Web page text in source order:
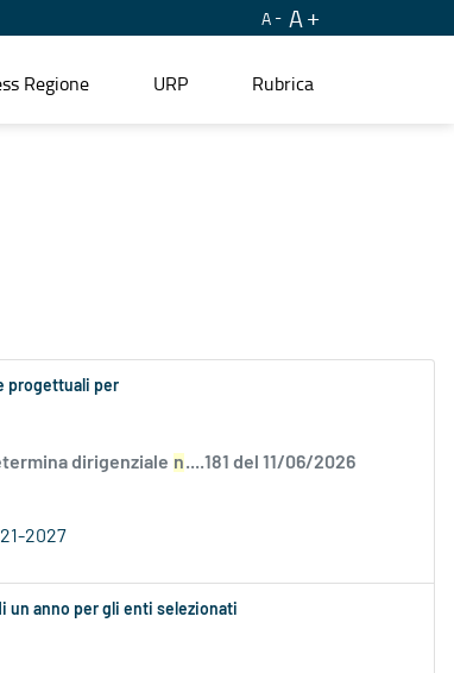
A A
Regione URP Rubrica
progettuali per
dirigenziale n....181 del 11/06/2026
2027
un anno per gli enti selezionati